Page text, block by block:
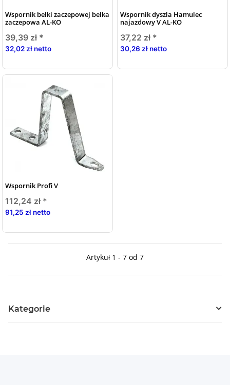
Wspornik belki zaczepowej belka
zaczepowa AL-KO
39,39 zł *
32,02 zł netto
Wspornik dyszla Hamulec
najazdowy V AL-KO
37,22 zł *
30,26 zł netto
Wspornik Profi V
112,24 zł *
91,25 zł netto
Artykuł 1 - 7 od 7
Kategorie